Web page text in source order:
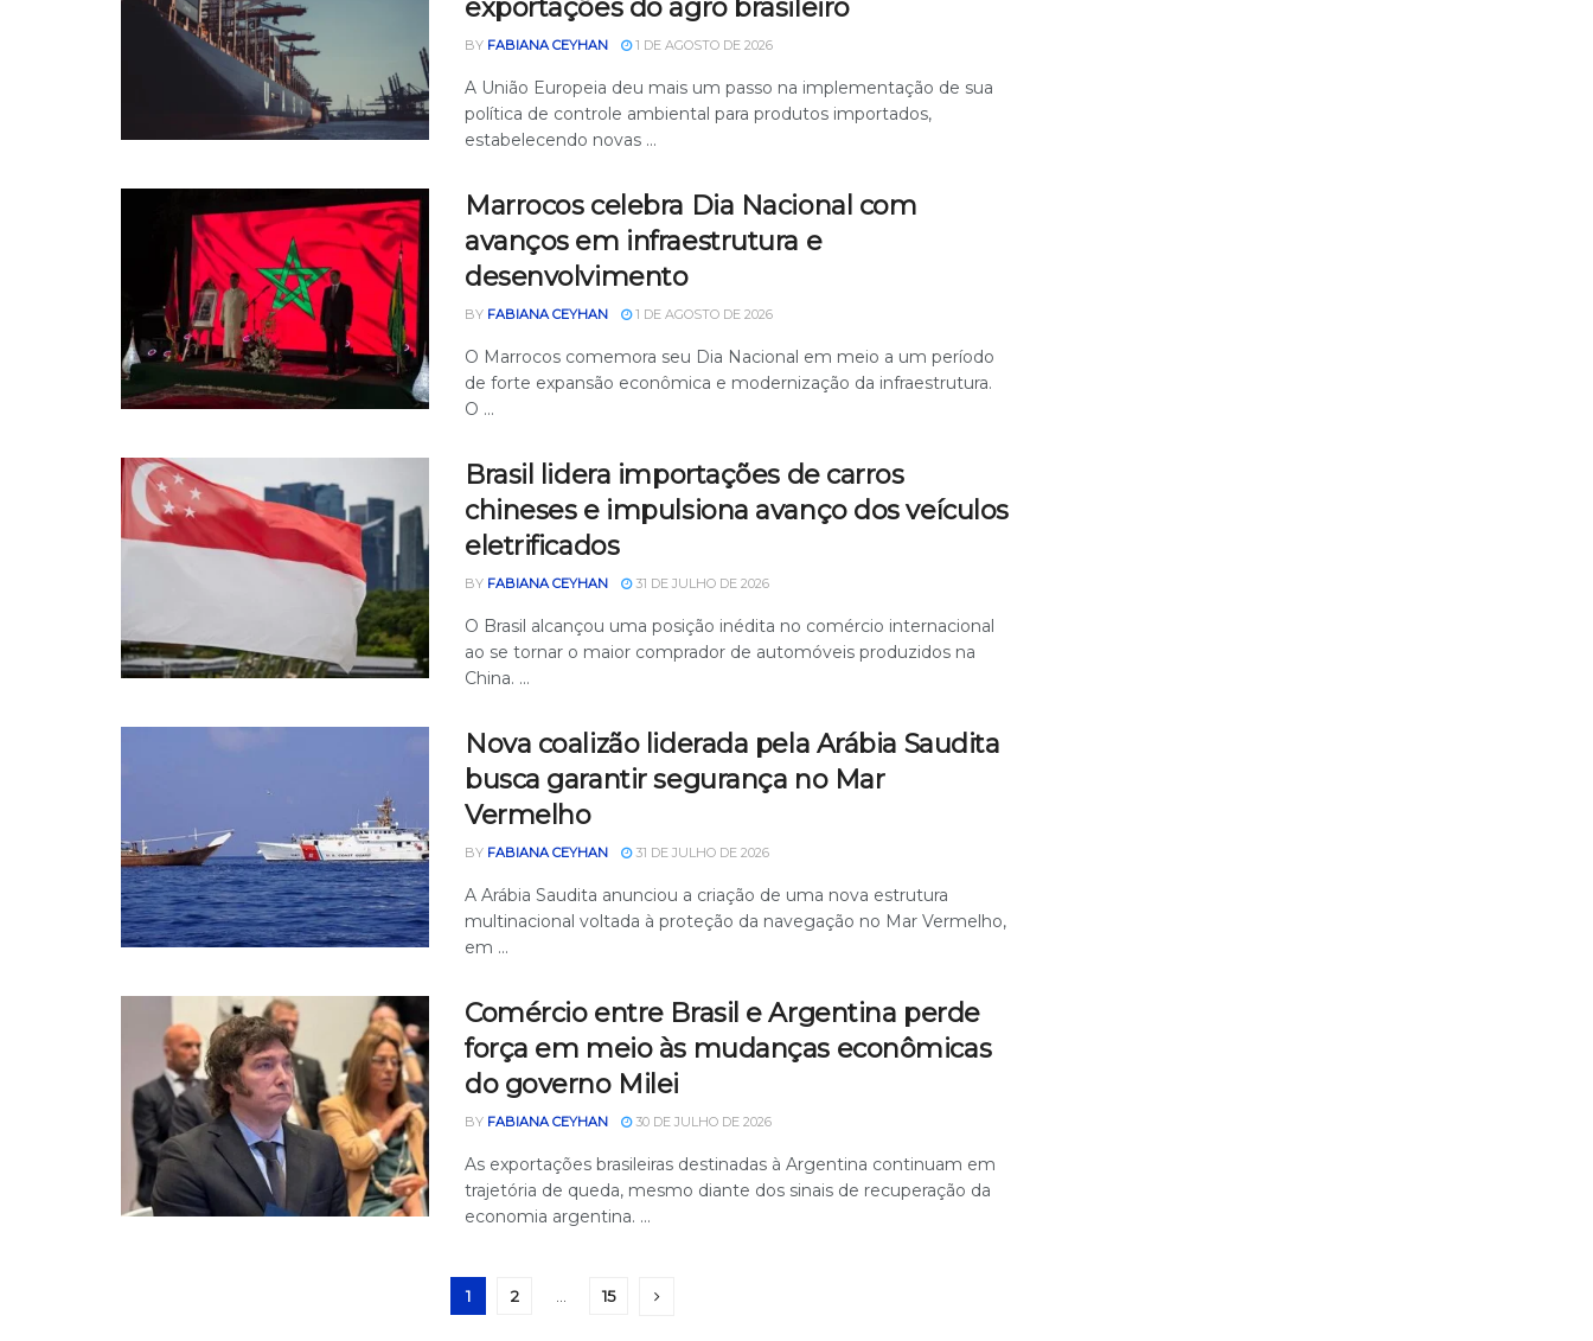
exportações do agro brasileiro
BY FABIANA CEYHAN 1 DE AGOSTO DE 2026
A União Europeia deu mais um passo na implementação de sua
política de controle ambiental para produtos importados,
estabelecendo novas ...
Marrocos celebra Dia Nacional com
avanços em infraestrutura e
desenvolvimento
BY FABIANA CEYHAN 1 DE AGOSTO DE 2026
O Marrocos comemora seu Dia Nacional em meio a um período
de forte expansão econômica e modernização da infraestrutura.
O ...
Brasil lidera importações de carros
chineses e impulsiona avanço dos veículos
eletrificados
BY FABIANA CEYHAN 31 DE JULHO DE 2026
O Brasil alcançou uma posição inédita no comércio internacional
ao se tornar o maior comprador de automóveis produzidos na
China. ...
Nova coalizão liderada pela Arábia Saudita
busca garantir segurança no Mar
Vermelho
BY FABIANA CEYHAN 31 DE JULHO DE 2026
A Arábia Saudita anunciou a criação de uma nova estrutura
multinacional voltada à proteção da navegação no Mar Vermelho,
em ...
Comércio entre Brasil e Argentina perde
força em meio às mudanças econômicas
do governo Milei
BY FABIANA CEYHAN 30 DE JULHO DE 2026
As exportações brasileiras destinadas à Argentina continuam em
trajetória de queda, mesmo diante dos sinais de recuperação da
economia argentina. ...
1 2 15